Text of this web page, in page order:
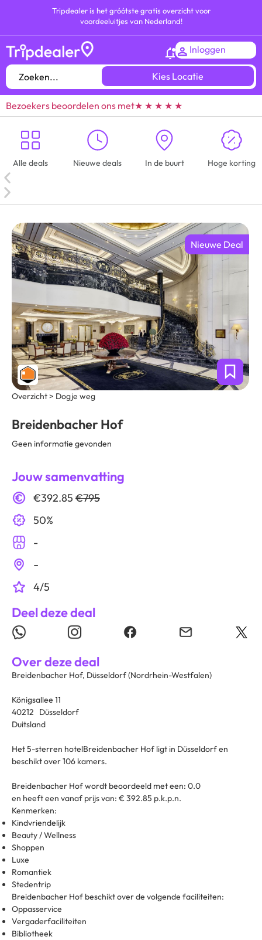
Tripdealer is het gróótste gratis overzicht voor
voordeeluitjes van Nederland!
Inloggen
Kies Locatie
Bezoekers beoordelen ons met★ ★ ★ ★ ★
Alle deals Nieuwe deals In de buurt Hoge korting
Nieuwe Deal
Overzicht > Dogje weg
Breidenbacher Hof
Geen informatie gevonden
Jouw samenvatting
€392.85 €795
50%
-
-
4/5
Deel deze deal
Over deze deal
Breidenbacher Hof, Düsseldorf (Nordrhein-Westfalen)
Königsallee 11
40212 Düsseldorf
Duitsland
Het 5-sterren hotelBreidenbacher Hof ligt in Düsseldorf en
beschikt over 106 kamers.
Breidenbacher Hof wordt beoordeeld met een: 0.0
en heeft een vanaf prijs van: € 392.85 p.k.p.n.
Kenmerken:
Kindvriendelijk
Beauty / Wellness
Shoppen
Luxe
Romantiek
Stedentrip
Breidenbacher Hof beschikt over de volgende faciliteiten:
Oppasservice
Vergaderfaciliteiten
Bibliotheek